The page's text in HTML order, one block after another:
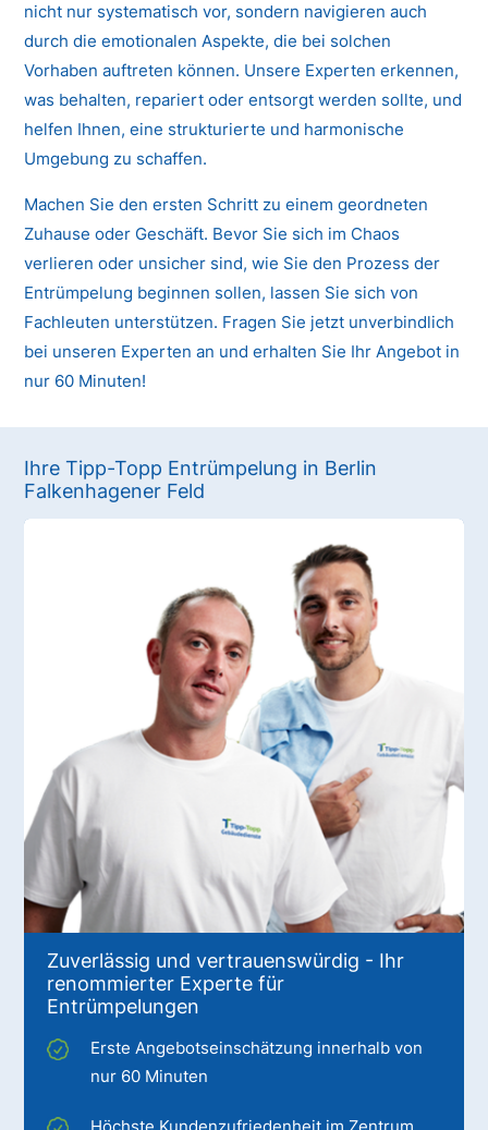
nicht nur systematisch vor, sondern navigieren auch
durch die emotionalen Aspekte, die bei solchen
Vorhaben auftreten können. Unsere Experten erkennen,
was behalten, repariert oder entsorgt werden sollte, und
helfen Ihnen, eine strukturierte und harmonische
Umgebung zu schaffen.
Machen Sie den ersten Schritt zu einem geordneten
Zuhause oder Geschäft. Bevor Sie sich im Chaos
verlieren oder unsicher sind, wie Sie den Prozess der
Entrümpelung beginnen sollen, lassen Sie sich von
Fachleuten unterstützen. Fragen Sie jetzt unverbindlich
bei unseren Experten an und erhalten Sie Ihr Angebot in
nur 60 Minuten!
Ihre Tipp-Topp Entrümpelung in Berlin
Falkenhagener Feld
Zuverlässig und vertrauenswürdig - Ihr
renommierter Experte für
Entrümpelungen
Erste Angebotseinschätzung innerhalb von
nur 60 Minuten